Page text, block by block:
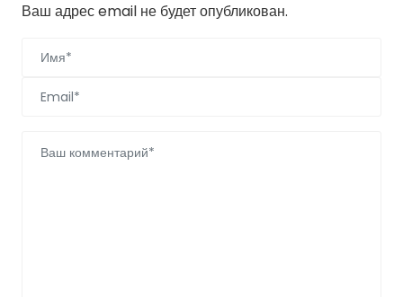
Ваш адрес email не будет опубликован.